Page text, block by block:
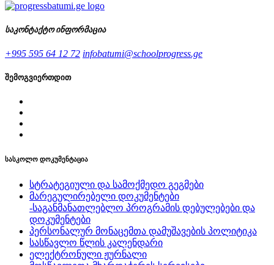
საკონტაქტო ინფორმაცია
+995 595 64 12 72 infobatumi@schoolprogress.ge
შემოგვიერთდით
სასკოლო დოკუმენტაცია
სტრატეგიული და სამოქმედო გეგმები
მარეგულირებელი დოკუმენტები
-საგანმანათლებლო პროგრამის დებულებები და
დოკუმენტები
პერსონალურ მონაცემთა დამუშავების პოლიტიკა
სასწავლო წლის კალენდარი
ელექტრონული ჟურნალი